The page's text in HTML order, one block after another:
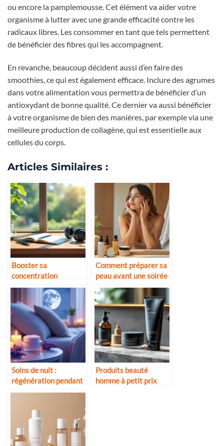
ou encore la pamplemousse. Cet élément va aider votre
organisme à lutter avec une grande efficacité contre les
radicaux libres. Les consommer en tant que tels permettent
de bénéficier des fibres qui les accompagnent.
En revanche, beaucoup décident aussi d’en faire des
smoothies, ce qui est également efficace. Inclure des agrumes
dans votre alimentation vous permettra de bénéficier d’un
antioxydant de bonne qualité. Ce dernier va aussi bénéficier
à votre organisme de bien des manières, par exemple via une
meilleure production de collagène, qui est essentielle aux
cellules du corps.
Articles Similaires :
Booster sa
concentration
naturellement
Comment préparer sa
peau avant une soirée
Soins de nuit :
régénération pendant
le sommeil
Produits beauté
homme à petit prix